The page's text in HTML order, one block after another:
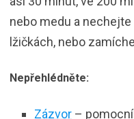
nebo medu a
lžičkách, nebo
Nepřehlédněte:
Zázvor –